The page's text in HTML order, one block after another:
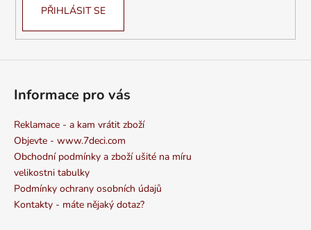
PŘIHLÁSIT SE
Informace pro vás
Reklamace - a kam vrátit zboží
Objevte - www.7deci.com
Obchodní podmínky a zboží ušité na míru
velikostni tabulky
Podmínky ochrany osobních údajů
Kontakty - máte nějaký dotaz?